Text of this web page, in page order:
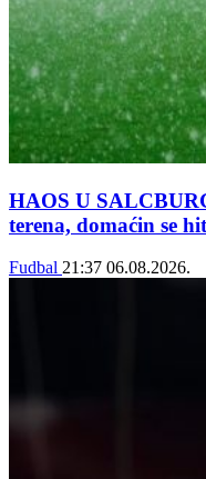
HAOS U
terena, domaćin se
Fudbal 21:37 06.08.2026.